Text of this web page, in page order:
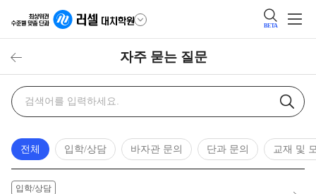
BETA
자주 묻는 질문
자주
묻는
검색
검색어
전체 입학/상담 바자관 문의 단과 문의 교재 및
입학/상담